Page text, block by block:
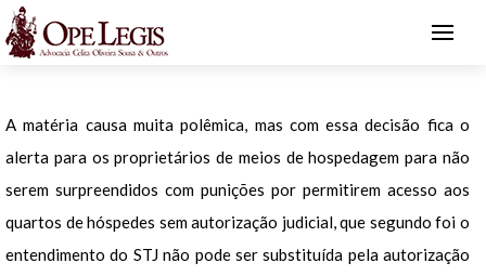
A matéria causa muita polêmica, mas com essa decisão fica o
alerta para os proprietários de meios de hospedagem para não
serem surpreendidos com punições por permitirem acesso aos
quartos de hóspedes sem autorização judicial, que segundo foi o
entendimento do STJ não pode ser substituída pela autorização